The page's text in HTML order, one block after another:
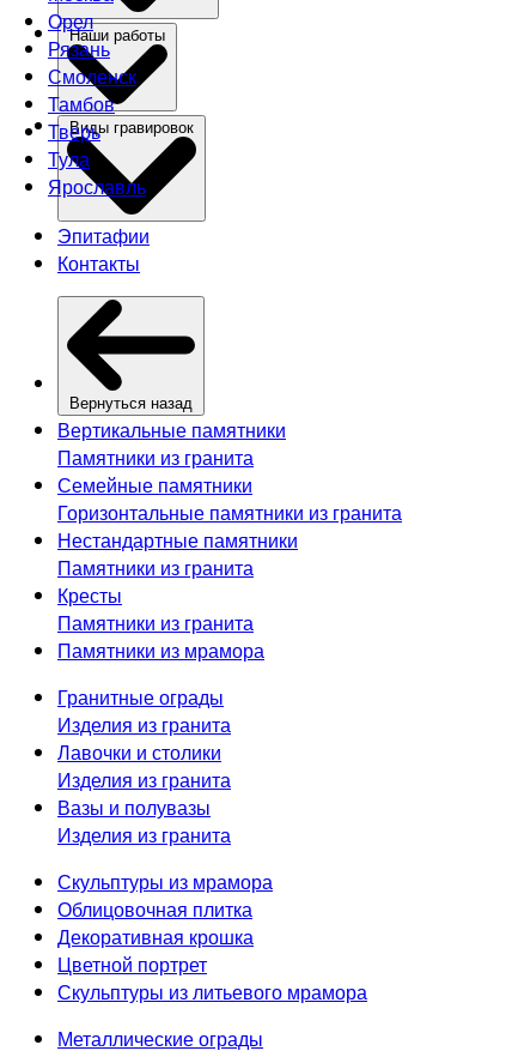
Орел
Рязань
Смоленск
Тамбов
Тверь
Тула
Ярославль
Эпитафии
Контакты
Вернуться назад
Вертикальные памятники
Памятники из гранита
Семейные памятники
Горизонтальные памятники из гранита
Нестандартные памятники
Памятники из гранита
Кресты
Памятники из гранита
Памятники из мрамора
Гранитные ограды
Изделия из гранита
Лавочки и столики
Изделия из гранита
Вазы и полувазы
Изделия из гранита
Скульптуры из мрамора
Облицовочная плитка
Декоративная крошка
Цветной портрет
Скульптуры из литьевого мрамора
Металлические ограды